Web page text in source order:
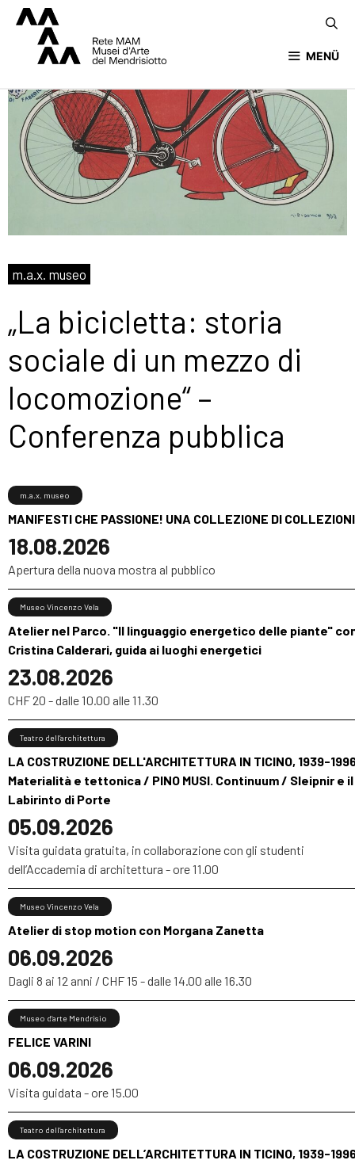
MENÜ
m.a.x. museo
„La bicicletta: storia
sociale di un mezzo di
locomozione“ –
Conferenza pubblica
MANIFESTI CHE PASSIONE! UNA COLLEZIONE DI COLLEZIONI
18.08.2026
m.a.x. museo
Apertura della nuova mostra al pubblico
Atelier nel Parco. "Il linguaggio energetico delle piante"
Cristina Calderari, guida ai luoghi energetici
23.08.2026
Museo Vincenzo Vela
CHF 20 - dalle 10.00 alle 11.30
LA COSTRUZIONE DELL'ARCHITETTURA IN TICINO, 1939-
Materialità e tettonica / PINO MUSI. Continuum / Sleipnir e il
Labirinto di Porte
05.09.2026
Teatro dell’architettura
Visita guidata gratuita, in collaborazione con gli studenti
dell’Accademia di architettura - ore 11.00
Atelier di stop motion con Morgana Zanetta
06.09.2026
Museo Vincenzo Vela
Dagli 8 ai 12 anni / CHF 15 - dalle 14.00 alle 16.30
FELICE VARINI
06.09.2026
Museo d’arte Mendrisio
Visita guidata - ore 15.00
LA COSTRUZIONE DELL’ARCHITETTURA IN TICINO, 1939-
Teatro dell’architettura